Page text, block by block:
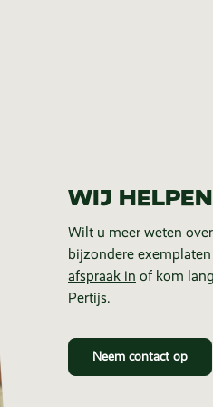
WIJ
Wilt u meer weten
bijzondere
afspraak in of kom
Pertijs.
Neem contact op